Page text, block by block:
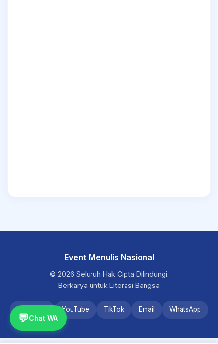
Event Menulis Nasional
© 2026 Seluruh Hak Cipta Dilindungi.
Berkarya untuk Literasi Bangsa
YouTube TikTok Email WhatsApp
💬Chat WA